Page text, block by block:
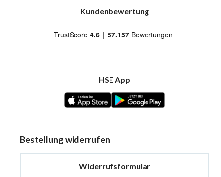
Kundenbewertung
HSE App
Bestellung widerrufen
Widerrufsformular